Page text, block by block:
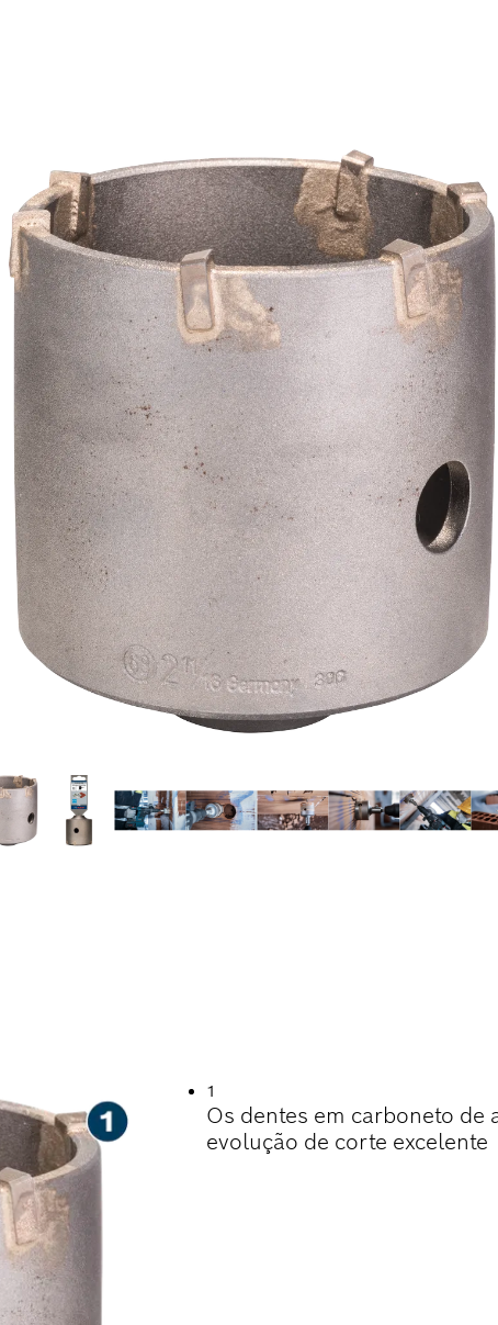
1
Os dentes em carboneto
evolução de corte excelente